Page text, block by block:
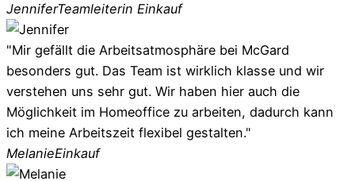
JenniferTeamleiterin Einkauf
"Mir gefällt die Arbeitsatmosphäre bei McGard
besonders gut. Das Team ist wirklich klasse und wir
verstehen uns sehr gut. Wir haben hier auch die
Möglichkeit im Homeoffice zu arbeiten, dadurch kann
ich meine Arbeitszeit flexibel gestalten."
MelanieEinkauf